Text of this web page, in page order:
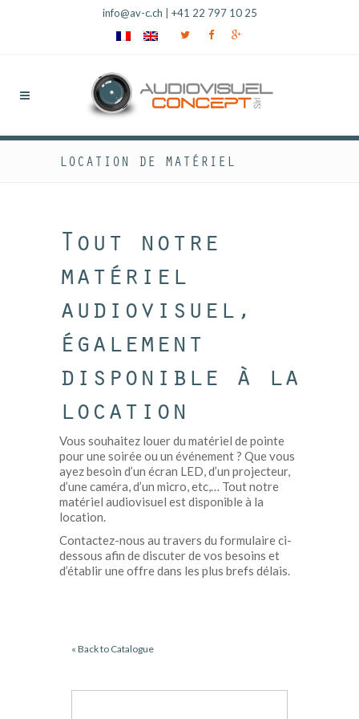
info@av-c.ch +41 22 797 10 25
LOCATION DE MATÉRIEL
Tout notre
matériel
audiovisuel,
également
disponible à la
location
Vous souhaitez louer du matériel de pointe
pour une soirée ou un événement ? Que vous
ayez besoin d’un écran LED, d’un projecteur,
d’une caméra, d’un micro, etc,… Tout notre
matériel audiovisuel est disponible à la
location.
Contactez-nous au travers du formulaire ci-
dessous afin de discuter de vos besoins et
d’établir une offre dans les plus brefs délais.
« Back to Catalogue